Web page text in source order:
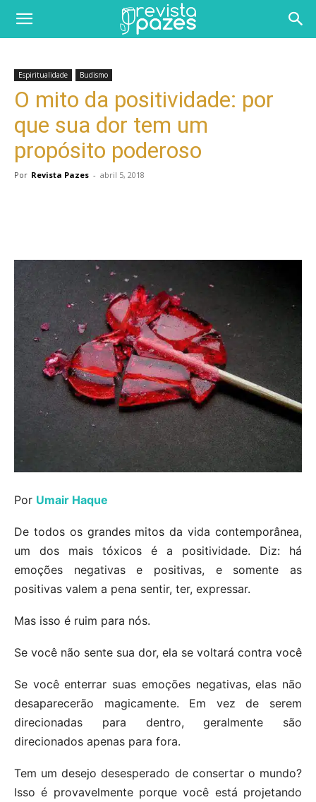
Espiritualidade Budismo
O mito da positividade: por
que sua dor tem um
propósito poderoso
Por Revista Pazes - abril 5, 2018
Por Umair Haque
De todos os grandes mitos da vida contemporânea,
um dos mais tóxicos é a positividade. Diz: há
emoções negativas e positivas, e somente as
positivas valem a pena sentir, ter, expressar.
Mas isso é ruim para nós.
Se você não sente sua dor, ela se voltará contra você
Se você enterrar suas emoções negativas, elas não
desaparecerão magicamente. Em vez de serem
direcionadas para dentro, geralmente são
direcionados apenas para fora.
Tem um desejo desesperado de consertar o mundo?
Isso é provavelmente porque você está projetando